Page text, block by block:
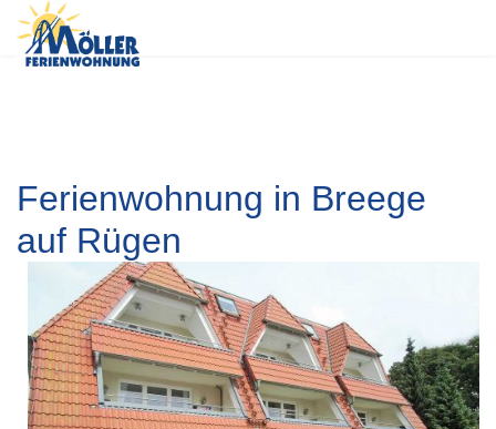
Ferienwohnung in Breege
auf Rügen